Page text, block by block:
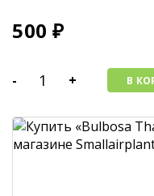
500₽
- + В